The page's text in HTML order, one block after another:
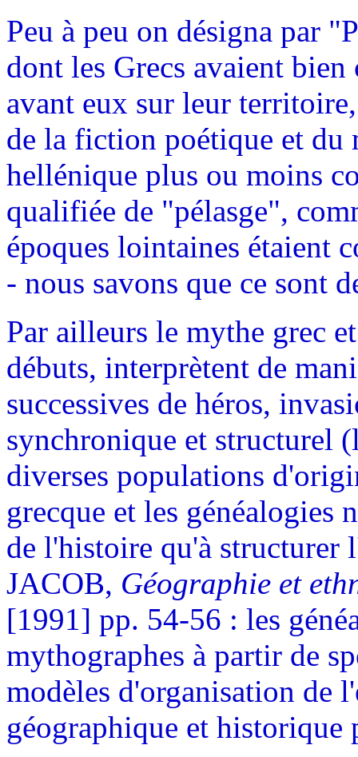
Peu à peu on désigna par
dont les Grecs avaient
avant eux sur leur
de la fiction poétique et
hellénique plus ou moins
qualifiée de "pélasge",
époques lointaines étaient
- nous savons que ce sont
Par ailleurs le mythe grec
débuts, interprètent de
successives de héros,
synchronique et structurel
diverses populations
grecque et les généalogies
de l'histoire qu'à structurer
JACOB, Géographie et
[1991] pp. 54-56 : les
mythographes à partir de
modèles d'organisation de
géographique et historique